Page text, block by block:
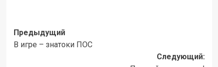
Предыдущий
В игре – знатоки ПОС
Следующий: